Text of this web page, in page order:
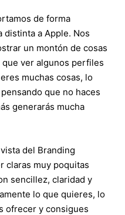
de forma
distinta a Apple. Nos
un montón de cosas
ver algunos perfiles
muchas cosas, lo
que no haces
generarás mucha
del Branding
claras muy poquitas
sencillez, claridad y
lo que quieres, lo
ofrecer y consigues